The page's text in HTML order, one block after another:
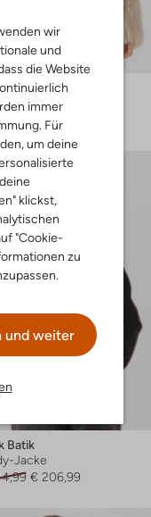
wir
und
die Website
immer
Für
um deine
klickst,
"Cookie-
zu
und weiter
Female
Jacke
€ 110,99
Batik
Jacke
€ 206,99